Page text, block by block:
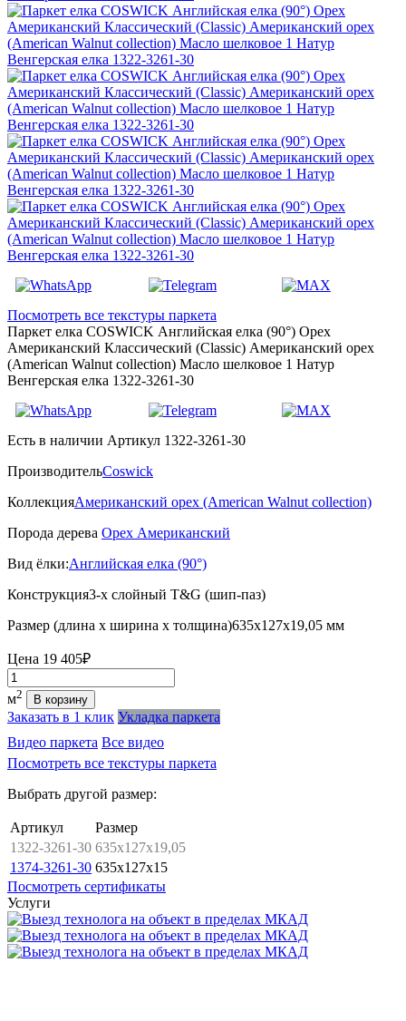
Посмотреть все текстуры паркета
Паркет елка COSWICK Английская елка (90°) Орех
Американский Классический (Classic) Американский орех
(American Walnut collection) Масло шелковое 1 Натур
Венгерская елка 1322-3261-30
Есть в наличии Артикул 1322-3261-30
ПроизводительCoswick
КоллекцияАмериканский орех (American Walnut collection)
Порода дерева Орех Американский
Вид ёлки:Английская елка (90°)
Конструкция3-х слойный T&G (шип-паз)
Размер (длина х ширина х толщина)635х127х19,05 мм
Цена 19 405₽
Количество
м2 В корзину
Заказать в 1 клик Укладка паркета
Видео паркета Все видео
Посмотреть все текстуры паркета
Выбрать другой размер:
Артикул
Размер
1322-3261-30 635x127x19,05
1374-3261-30 635x127x15
Посмотреть сертификаты
Услуги